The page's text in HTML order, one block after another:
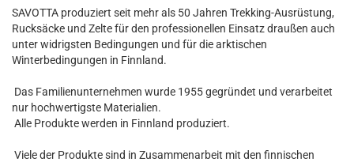
SAVOTTA produziert seit mehr als 50 Jahren Trekking-Ausrüstung,
Rucksäcke und Zelte für den professionellen Einsatz draußen auch
unter widrigsten Bedingungen und für die arktischen
Winterbedingungen in Finnland.
Das Familienunternehmen wurde 1955 gegründet und verarbeitet
nur hochwertigste Materialien.
Alle Produkte werden in Finnland produziert.
Viele der Produkte sind in Zusammenarbeit mit den finnischen